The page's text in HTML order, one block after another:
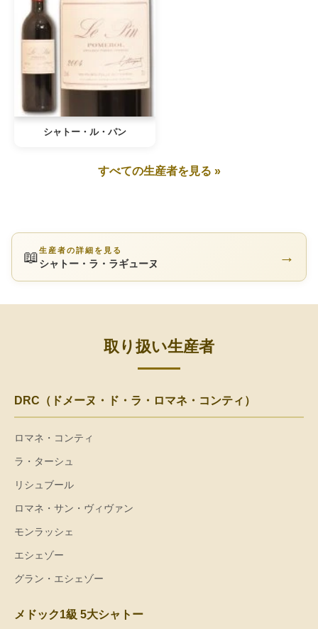
シャトー・ル・パン
すべての生産者を見る »
📖生産者の詳細を見る
シャトー・ラ・ラギューヌ →
取り扱い生産者
DRC（ドメーヌ・ド・ラ・ロマネ・コンティ）
ロマネ・コンティ
ラ・ターシュ
リシュブール
ロマネ・サン・ヴィヴァン
モンラッシェ
エシェゾー
グラン・エシェゾー
メドック1級 5大シャトー